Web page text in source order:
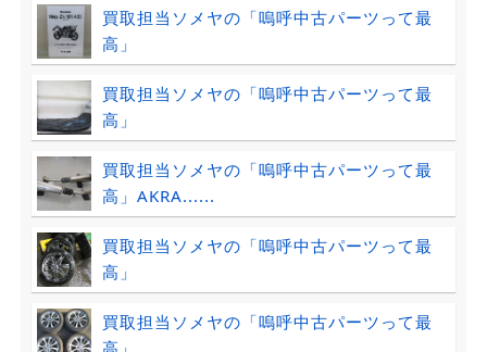
買取担当ソメヤの「嗚呼中古パーツって最
高」
買取担当ソメヤの「嗚呼中古パーツって最
高」
買取担当ソメヤの「嗚呼中古パーツって最
高」AKRA......
買取担当ソメヤの「嗚呼中古パーツって最
高」
買取担当ソメヤの「嗚呼中古パーツって最
高」